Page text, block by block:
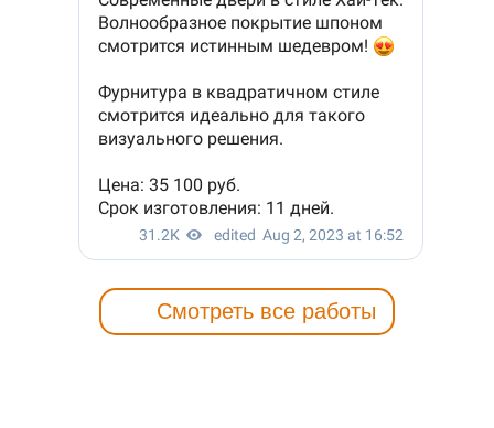
Смотреть все работы